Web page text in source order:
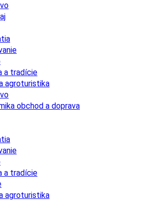
a tradície
agroturistika
obchod a doprava
a tradície
agroturistika